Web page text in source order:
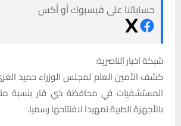
حساباتنا على فيسبوك أو أكس
شبكة اخبار الناصرية:
كشف الأمين العام لمجلس الوزراء حميد
المستشفيات في محافظة ذي قار بنسبة
بالأجهزة الطبية تمهيدا لافتتاحها رسميا.